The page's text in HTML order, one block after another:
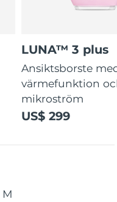
LUNA™ 3 plus
Ansiktsborste
värmefunktion
mikroström
US$ 299